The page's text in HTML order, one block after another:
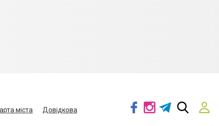
міста Довідкова